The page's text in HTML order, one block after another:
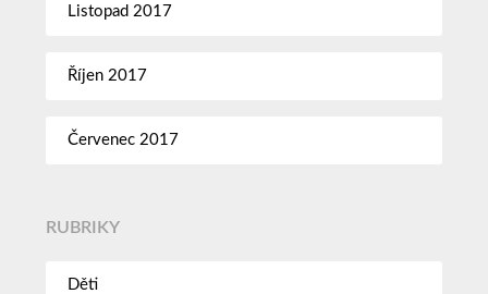
Listopad 2017
Říjen 2017
Červenec 2017
RUBRIKY
Děti